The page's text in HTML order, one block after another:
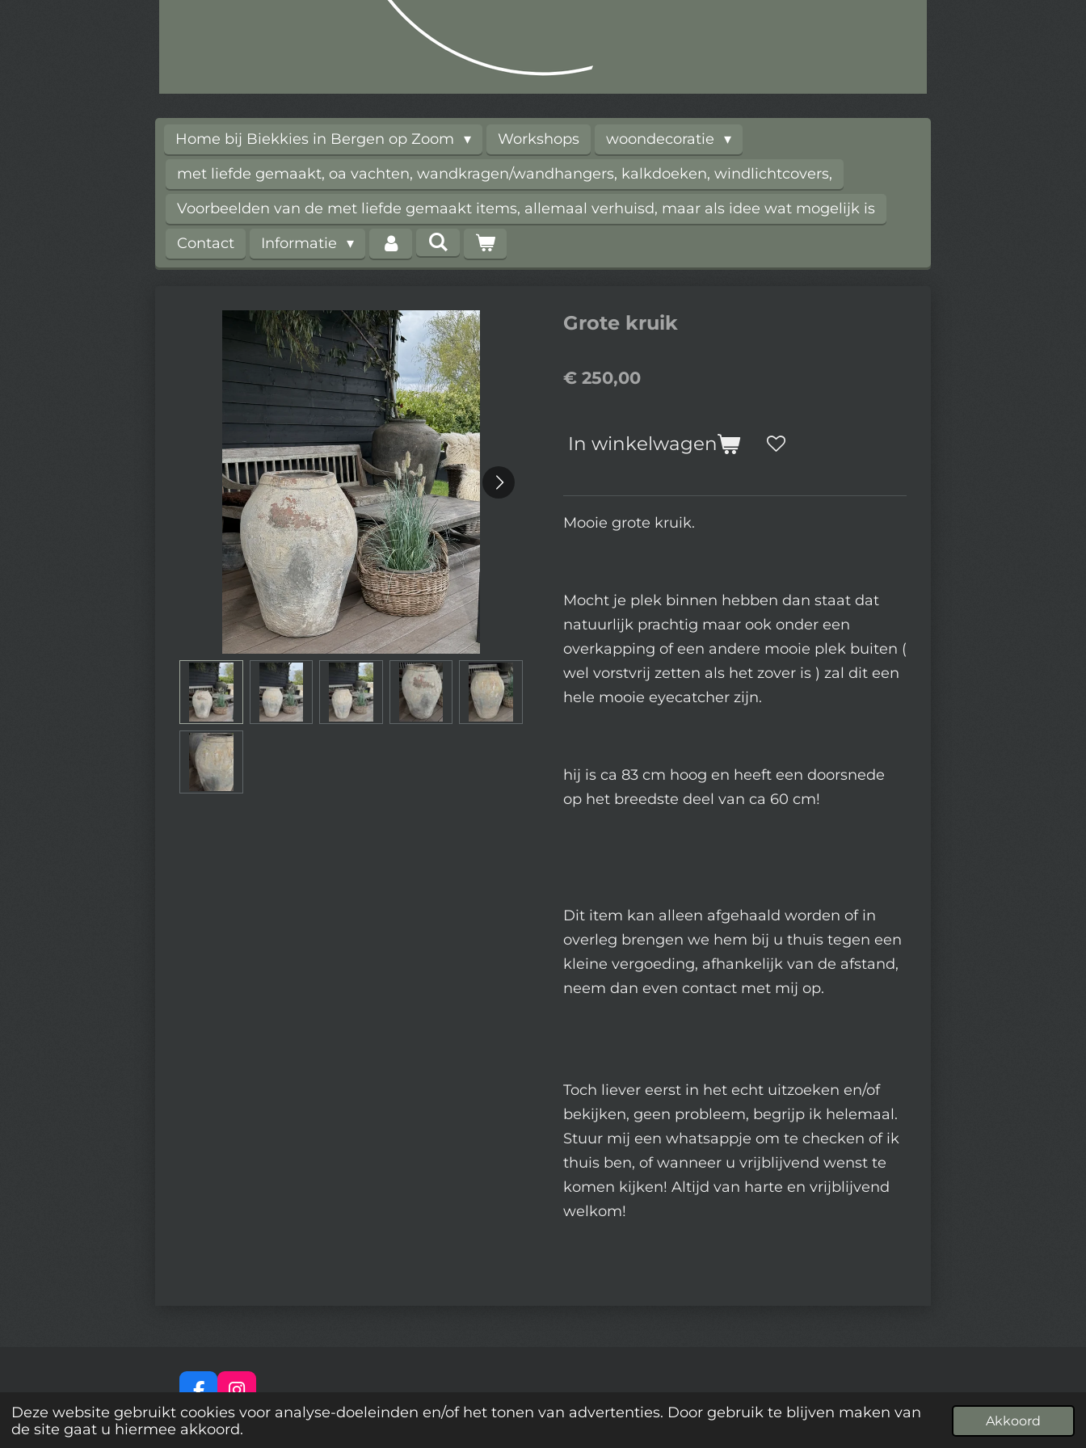
Deze website gebruikt cookies voor analyse-doeleinden en/of het tonen van advertenties. Door gebruik te blijven maken van
de site gaat u hiermee akkoord.
Akkoord
Home bij Biekkies in Bergen op Zoom Workshops
woondecoratie
met liefde gemaakt, oa vachten, wandkragen/wandhangers, kalkdoeken, windlichtcovers,
Voorbeelden van de met liefde gemaakt items, allemaal verhuisd, maar als idee wat mogelijk is
Contact
Informatie
Grote kruik
€ 250,00
In winkelwagen
Mooie grote kruik.
Mocht je plek binnen hebben dan staat dat
natuurlijk prachtig maar ook onder een
overkapping of een andere mooie plek buiten (
wel vorstvrij zetten als het zover is ) zal dit een
hele mooie eyecatcher zijn.
hij is ca 83 cm hoog en heeft een doorsnede
op het breedste deel van ca 60 cm!
Dit item kan alleen afgehaald worden of in
overleg brengen we hem bij u thuis tegen een
kleine vergoeding, afhankelijk van de afstand,
neem dan even contact met mij op.
Toch liever eerst in het echt uitzoeken en/of
bekijken, geen probleem, begrijp ik helemaal.
Stuur mij een whatsappje om te checken of ik
thuis ben, of wanneer u vrijblijvend wenst te
komen kijken! Altijd van harte en vrijblijvend
welkom!
F
a
c
I
n
s
© 2023 - 2026 Biekkies Powered byJouwWeb